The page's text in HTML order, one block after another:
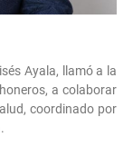
Ayala, llamó a la
a colaborar
coordinado por